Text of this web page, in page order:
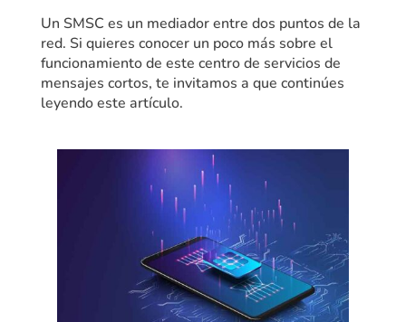
Un SMSC es un mediador entre dos puntos de la
red. Si quieres conocer un poco más sobre el
funcionamiento de este centro de servicios de
mensajes cortos, te invitamos a que continúes
leyendo este artículo.